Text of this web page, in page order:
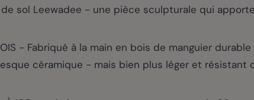
sol Leewadee - une pièce sculpturale qui
BOIS - Fabriqué à la main en bois de manguier
céramique - mais bien plus léger et résistant